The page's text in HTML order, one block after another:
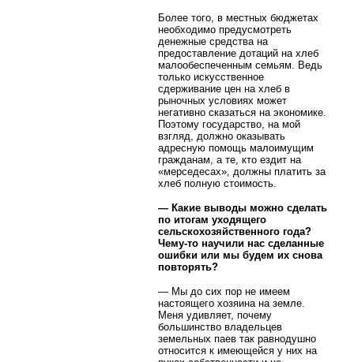
Более того, в местных бюджетах
необходимо предусмотреть
денежные средства на
предоставление дотаций на хлеб
малообеспеченным семьям. Ведь
только искусственное
сдерживание цен на хлеб в
рыночных условиях может
негативно сказаться на экономике.
Поэтому государство, на мой
взгляд, должно оказывать
адресную помощь малоимущим
гражданам, а те, кто ездит на
«мерседесах», должны платить за
хлеб полную стоимость.
— Какие выводы можно сделать
по итогам уходящего
сельскохозяйственного года?
Чему-то научили нас сделанные
ошибки или мы будем их снова
повторять?
— Мы до сих пор не имеем
настоящего хозяина на земле.
Меня удивляет, почему
большинство владельцев
земельных паев так равнодушно
относится к имеющейся у них на